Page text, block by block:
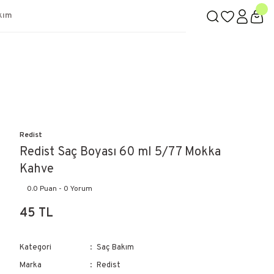
Redist
Redist Saç Boyası 60 ml 5/77 Mokka
Kahve
0.0 Puan - 0 Yorum
45 TL
Kategori
Saç Bakım
Marka
Redist